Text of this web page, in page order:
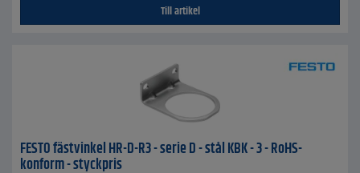
Till artikel
FESTO fästvinkel HR-D-R3 - serie D - stål KBK - 3 - RoHS-
konform - styckpris